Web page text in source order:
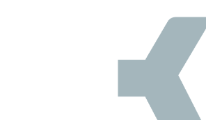
500